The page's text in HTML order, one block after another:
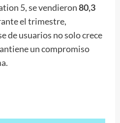
5, se vendieron80,3
el trimestre,
de usuarios no solo crece
un compromiso